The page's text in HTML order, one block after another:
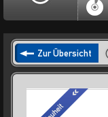
Zur Übersicht